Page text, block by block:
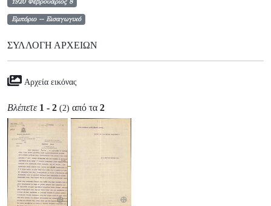
Εμπόριο -- Εισαγωγικό
ΣΥΛΛΟΓΉ ΑΡΧΕΊΩΝ
Αρχεία εικόνας
Βλέπετε 1 - 2 (2) από τα 2